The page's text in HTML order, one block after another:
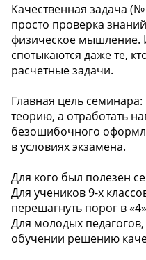
Качественная задача
просто проверка
физическое мышление.
спотыкаются даже те,
расчетные задачи.
Главная цель
теорию, а отработать
безошибочного
в условиях экзамена.
Для кого был полезен
Для учеников 9-х
перешагнуть порог в
Для молодых
обучении решению